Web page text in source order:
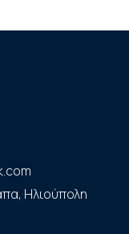
Ηλιούπολη